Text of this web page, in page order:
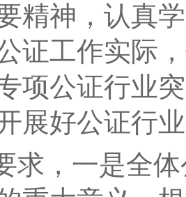
精神，认真
证工作实际
项公证行业
展好公证行
求，一是全